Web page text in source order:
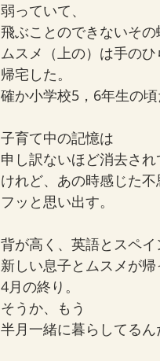
弱っていて、
飛ぶことのできないその
ムスメ（上の）は手のひ
帰宅した。
確か小学校5，6年生の頃
子育て中の記憶は
申し訳ないほど消去され
けれど、あの時感じた
フッと思い出す。
背が高く、英語とスペ
新しい息子とムスメが
4月の終り。
そうか、もう
半月一緒に暮らしてるん